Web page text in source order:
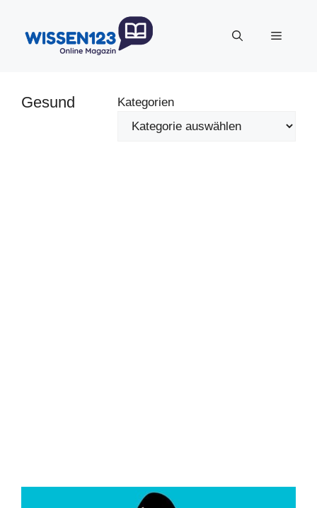
springen
Menü
Gesund Kategorien